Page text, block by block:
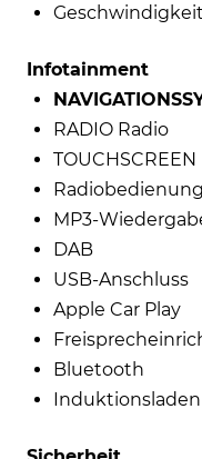
Infotainment
RADIO Radio
TOUCHSCREEN
MP3-
DAB
USB-Anschluss
Apple Car Play
Bluetooth